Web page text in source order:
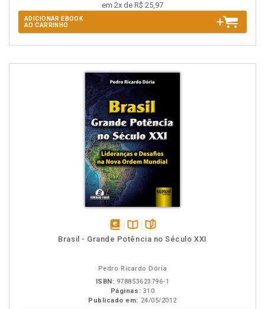
em 2x de R$ 25,97
ADICIONAR EBOOK
AO CARRINHO
disponível
Disponível
páginas
Brasil - Grande Potência no Século XXI
Pedro Ricardo Dória
ISBN: 978853623796-1
Páginas: 310
Publicado em: 24/05/2012